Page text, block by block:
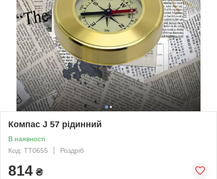
Компас J 57 рідинний
В наявності
Код: TT0655
Роздріб
814 ₴